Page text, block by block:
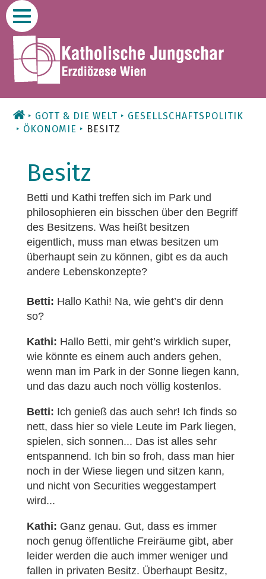
Zum
Inhalt
GOTT & DIE WELT
GESELLSCHAFTSPOLITIK
ÖKONOMIE
BESITZ
Besitz
Betti und Kathi treffen sich im Park und
philosophieren ein bisschen über den Begriff
des Besitzens. Was heißt besitzen
eigentlich, muss man etwas besitzen um
überhaupt sein zu können, gibt es da auch
andere Lebenskonzepte?
Betti: Hallo Kathi! Na, wie geht’s dir denn
so?
Kathi: Hallo Betti, mir geht’s wirklich super,
wie könnte es einem auch anders gehen,
wenn man im Park in der Sonne liegen kann,
und das dazu auch noch völlig kostenlos.
Betti: Ich genieß das auch sehr! Ich finds so
nett, dass hier so viele Leute im Park liegen,
spielen, sich sonnen... Das ist alles sehr
entspannend. Ich bin so froh, dass man hier
noch in der Wiese liegen und sitzen kann,
und nicht von Securities weggestampert
wird...
Kathi: Ganz genau. Gut, dass es immer
noch genug öffentliche Freiräume gibt, aber
leider werden die auch immer weniger und
fallen in privaten Besitz. Überhaupt Besitz,